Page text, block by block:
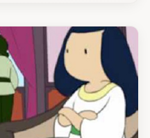
Họ đặt tên cho bé là
đó, cứ mỗi lần ông
vàng ào ào tuôn
mà vợ chồng ông